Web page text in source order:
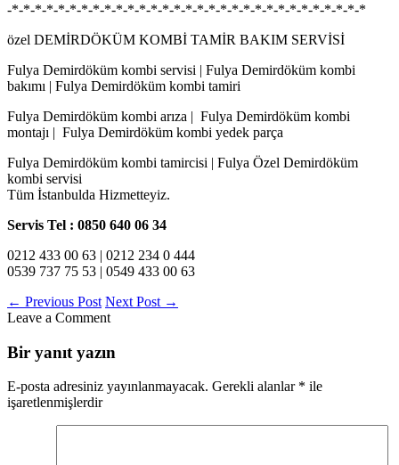
-*-*-*-*-*-*-*-*-*-*-*-*-*-*-*-*-*-*-*-*-*-*-*-*-*-*-*-*-*-*-*
özel DEMİRDÖKÜM KOMBİ TAMİR BAKIM SERVİSİ
Fulya Demirdöküm kombi servisi | Fulya Demirdöküm kombi
bakımı | Fulya Demirdöküm kombi tamiri
Fulya Demirdöküm kombi arıza | Fulya Demirdöküm kombi
montajı | Fulya Demirdöküm kombi yedek parça
Fulya Demirdöküm kombi tamircisi | Fulya Özel Demirdöküm
kombi servisi
Tüm İstanbulda Hizmetteyiz.
Servis Tel : 0850 640 06 34
0212 433 00 63 | 0212 234 0 444
0539 737 75 53 | 0549 433 00 63
← Previous Post Next Post →
Leave a Comment
Bir yanıt yazın
E-posta adresiniz yayınlanmayacak. Gerekli alanlar * ile
işaretlenmişlerdir